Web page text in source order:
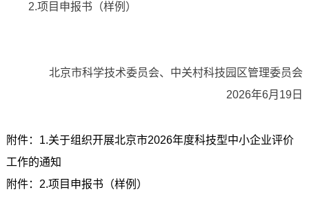
2.项目申报书（样例）
北京市科学技术委员会、中关村科技园区管理委员会
2026年6月19日
附件：1.关于组织开展北京市2026年度科技型中小企业评价
工作的通知
附件：2.项目申报书（样例）